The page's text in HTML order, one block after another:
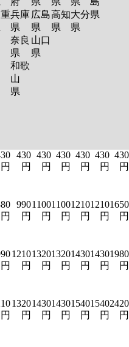
兵庫
県
奈良
県
和歌
山
県
広島
県
山口
県
高知
県
大分
県
県
円
430
円
430
円
430
円
430
円
430
円
430
円
円
990
円
1100
円
1100
円
1210
円
1210
円
1650
円
円
1210
円
1320
円
1320
円
1430
円
1430
円
1980
円
円
1320
円
1430
円
1430
円
1540
円
1540
円
2420
円